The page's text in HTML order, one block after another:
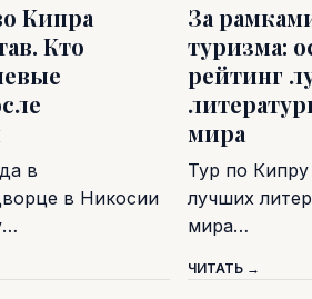
Кипра
Кто
в
в Никосии
За
туризма:
рейтинг
мира
Тур по
лучших
мира…
ЧИТАТЬ →